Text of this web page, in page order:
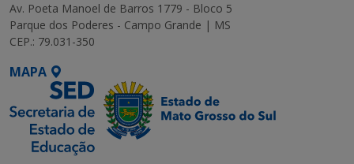
Av. Poeta Manoel de Barros 1779 - Bloco 5
Parque dos Poderes - Campo Grande | MS
CEP.: 79.031-350
MAPA